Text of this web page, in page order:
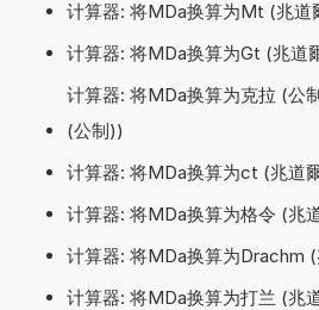
计算器: 将MDa换算为Mt (兆道
计算器: 将MDa换算为Gt (兆道
计算器: 将MDa换算为克拉 (公
(公制))
计算器: 将MDa换算为ct (兆道
计算器: 将MDa换算为格令 (兆
计算器: 将MDa换算为Drachm
计算器: 将MDa换算为打兰 (兆